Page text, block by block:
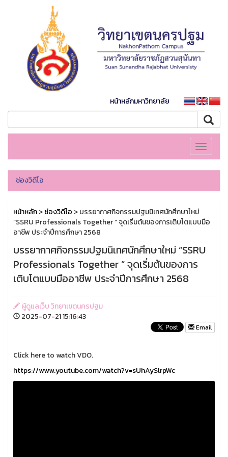
หน้าหลักมหาวิทยาลัย
Toggle
ช่องวิดีโอ
หน้าหลัก>ช่องวิดีโอ > บรรยากาศกิจกรรมปฐมนิเทศนักศึกษาใหม่
“SSRU Professionals Together ” จุดเริ่มต้นของการเติบโตแบบมือ
อาชีพ ประจำปีการศึกษา 2568
บรรยากาศกิจกรรมปฐมนิเทศนักศึกษาใหม่ “SSRU
Professionals Together ” จุดเริ่มต้นของการ
เติบโตแบบมืออาชีพ ประจำปีการศึกษา 2568
ผู้ดูแลเว็บ วิทยาเขตนครปฐม
2025-07-21 15:16:43
Email
Click here to watch VDO.
https://www.youtube.com/watch?v=sUhAySlrpWc